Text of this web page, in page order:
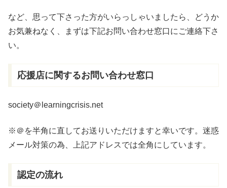
など、思って下さった方がいらっしゃいましたら、どうか
お気兼ねなく、まずは下記お問い合わせ窓口にご連絡下さ
い。
応援店に関するお問い合わせ窓口
society＠learningcrisis.net
※＠を半角に直してお送りいただけますと幸いです。迷惑
メール対策の為、上記アドレスでは全角にしています。
認定の流れ